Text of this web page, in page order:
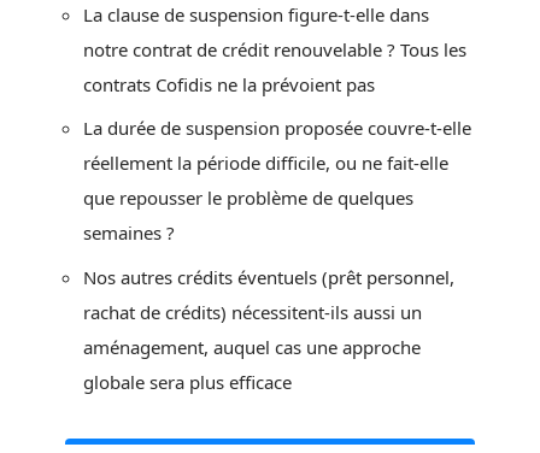
La clause de suspension figure-t-elle dans
notre contrat de crédit renouvelable ? Tous les
contrats Cofidis ne la prévoient pas
La durée de suspension proposée couvre-t-elle
réellement la période difficile, ou ne fait-elle
que repousser le problème de quelques
semaines ?
Nos autres crédits éventuels (prêt personnel,
rachat de crédits) nécessitent-ils aussi un
aménagement, auquel cas une approche
globale sera plus efficace